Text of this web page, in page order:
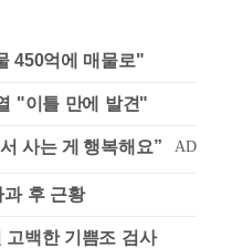
450억에 매물로"
"이틀 만에 발견"
과 후 근황
백한 기쁨조 검사